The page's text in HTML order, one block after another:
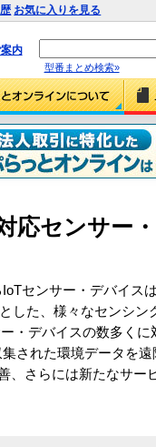
お気に入りを見る
内
型番まとめ検索»
応センサー
センサー・デバイス
した、様々なセンシン
・デバイスの数多く
された環境データを
、さらには新たなサ